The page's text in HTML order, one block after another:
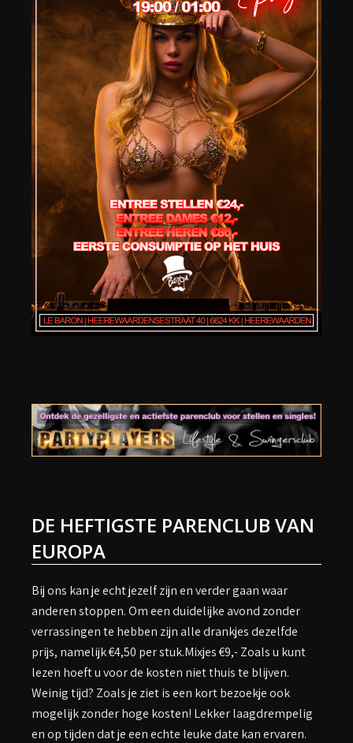
DE HEFTIGSTE PARENCLUB VAN
EUROPA
Bij ons kan je echt jezelf zijn en verder gaan waar
anderen stoppen. Om een duidelijke avond zonder
verrassingen te hebben zijn alle drankjes dezelfde
prijs, namelijk €4,50 per stuk.Mixjes €9,- Zoals u kunt
lezen hoeft u voor de kosten niet thuis te blijven.
Weinig tijd? Zoals je ziet is een kort bezoekje ook
mogelijk zonder hoge kosten! Lekker laagdrempelig
en op tijden dat je een echte leuke date kan ervaren.